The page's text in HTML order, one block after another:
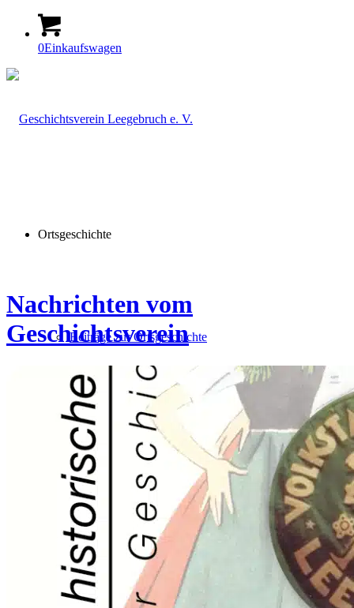
0Einkaufswagen
Ortsgeschichte
Beiträge zur Ortsgeschichte
Meldungen zur Regionalgeschichte
Lengericher Geschichte(n)
Nachrichten vom
Geschichtsverein